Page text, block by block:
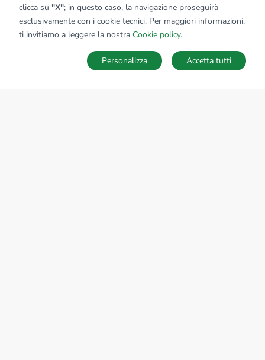
SALVA RICERCA
clicca su "X"; in questo caso, la navigazione proseguirà
esclusivamente con i cookie tecnici. Per maggiori informazioni,
ti invitiamo a leggere la nostra Cookie policy.
Accetta tutti
Personalizza